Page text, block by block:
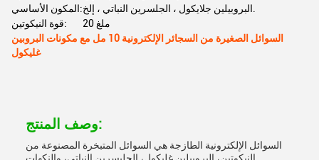
المكون الأساسي:
البروبيلين جلايكول ، الجلسرين النباتي ، إلخ.
قوة النيكوتين:
20 ملغ
السوائل الصغيرة من السجائر الإلكترونية 10 مل مع مكونات البروبين
غليكول
وصف المنتج:
السوائل الإلكترونية الطازجة هي السوائل المتبخرة المصنوعة من